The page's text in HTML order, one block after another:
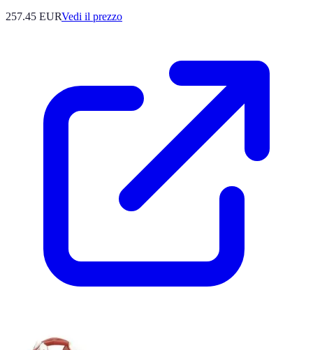
257.45 EURVedi il prezzo